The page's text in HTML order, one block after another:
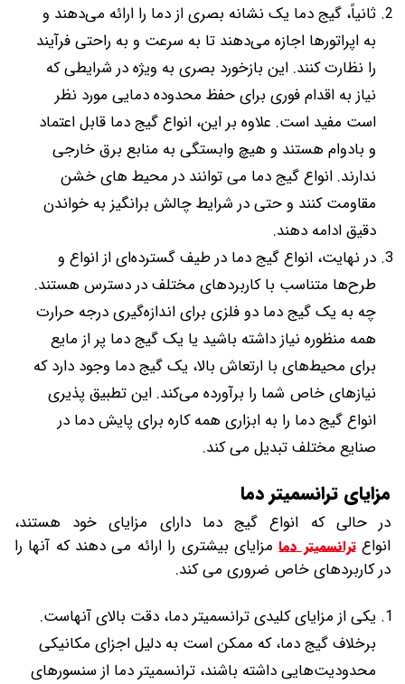
ثانیاً، گیج‌ دما یک نشانه بصری از دما را ارائه می‌دهند و
به اپراتورها اجازه می‌دهند تا به سرعت و به راحتی فرآیند
را نظارت کنند. این بازخورد بصری به ویژه در شرایطی که
نیاز به اقدام فوری برای حفظ محدوده دمایی مورد نظر
است مفید است. علاوه بر این، انواع گیج دما قابل اعتماد
و بادوام هستند و هیچ وابستگی به منابع برق خارجی
ندارند. انواع گیج دما می توانند در محیط های خشن
مقاومت کنند و حتی در شرایط چالش برانگیز به خواندن
دقیق ادامه دهند.
در نهایت، انواع گیج دما در طیف گسترده‌ای از انواع و
طرح‌ها متناسب با کاربردهای مختلف در دسترس هستند.
چه به یک گیج دما دو فلزی برای اندازه‌گیری درجه حرارت
همه منظوره نیاز داشته باشید یا یک گیج دما پر از مایع
برای محیط‌های با ارتعاش بالا، یک گیج دما وجود دارد که
نیازهای خاص شما را برآورده می‌کند. این تطبیق پذیری
انواع گیج دما را به ابزاری همه کاره برای پایش دما در
صنایع مختلف تبدیل می کند.
مزایای ترانسمیتر دما
در حالی که انواع گیج دما دارای مزایای خود هستند،
انواعترانسمیتر دمامزایای بیشتری را ارائه می دهند که آنها را
در کاربردهای خاص ضروری می کند.
یکی از مزایای کلیدی ترانسمیتر دما، دقت بالای آنهاست.
برخلاف گیج‌ دما، که ممکن است به دلیل اجزای مکانیکی
محدودیت‌هایی داشته باشند، ترانسمیتر دما از سنسورهای